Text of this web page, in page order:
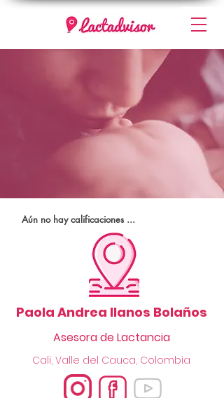
Aún no hay calificaciones ...
Paola Andrea llanos Bolaños
Asesora de Lactancia
Cali, Valle del Cauca, Colombia